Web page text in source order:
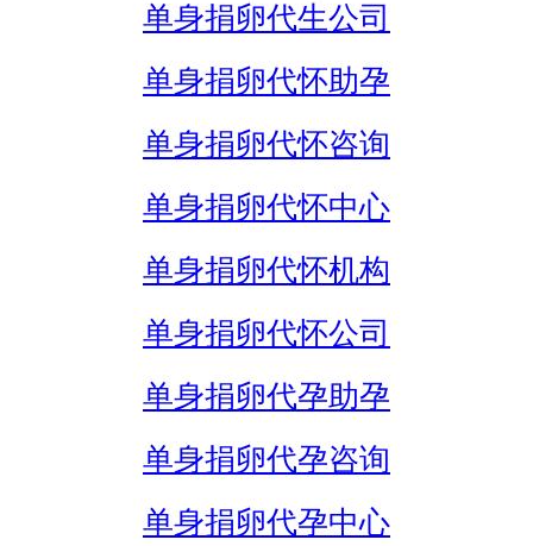
单身捐卵代生公司
单身捐卵代怀助孕
单身捐卵代怀咨询
单身捐卵代怀中心
单身捐卵代怀机构
单身捐卵代怀公司
单身捐卵代孕助孕
单身捐卵代孕咨询
单身捐卵代孕中心